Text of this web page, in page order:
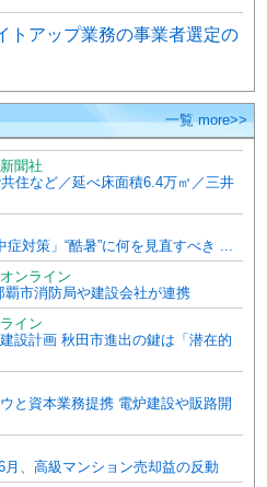
トアップ業務の事業者選定の
一覧 more>>
聞社
住など／延べ床面積6.4万㎡／三井
対策」“酷暑”に何を見直すべき ...
ンライン
市消防局や建設会社が連携
イン
設計画 秋田市進出の鍵は「潜在的
と資本業務提携 電炉建設や販路開
、高級マンション売却益の反動